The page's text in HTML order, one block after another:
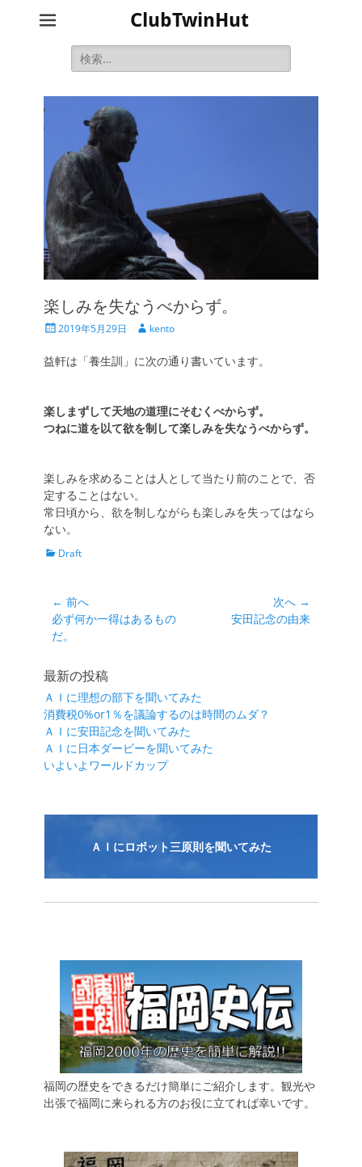
ClubTwinHut
検
索:
楽しみを失なうべからず。
投
日
2019年5月29日
投
者
kento
益軒は「養生訓」に次の通り書いています。
楽しまずして天地の道理にそむくべからず。
つねに道を以て欲を制して楽しみを失なうべからず。
楽しみを求めることは人として当たり前のことで、否
定することはない。
常日頃から、欲を制しながらも楽しみを失ってはなら
ない。
カ Draft
投
稿
ナ
ビ
ゲ
ー
シ
ョ
ン
← 前へ
前
の
稿:
必ず何か一得はあるもの
だ。
次へ →
安田記念の由来
最新の投稿
ＡＩに理想の部下を聞いてみた
消費税0%or1％を議論するのは時間のムダ？
ＡＩに安田記念を聞いてみた
ＡＩに日本ダービーを聞いてみた
いよいよワールドカップ
ＡＩにロボット三原則を聞いてみた
福岡の歴史をできるだけ簡単にご紹介します。観光や
出張で福岡に来られる方のお役に立てれば幸いです。